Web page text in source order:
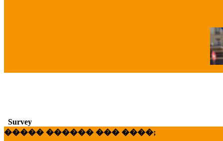
Survey
����� ������ ��� ����;